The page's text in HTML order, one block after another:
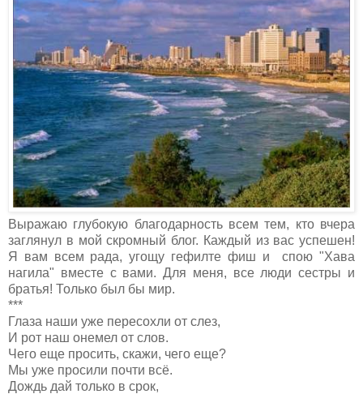
Выражаю глубокую благодарность всем тем, кто вчера
заглянул в мой скромный блог. Каждый из вас успешен!
Я вам всем рада, угощу гефилте фиш и спою "Хава
нагила" вместе с вами. Для меня, все люди сестры и
братья! Только был бы мир.
***
Глаза наши уже пересохли от слез,
И рот наш онемел от слов.
Чего еще просить, скажи, чего еще?
Мы уже просили почти всё.
Дождь дай только в срок,